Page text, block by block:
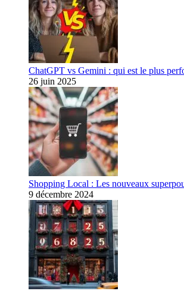
ChatGPT vs Gemini : qui est le plus
26 juin 2025
Shopping Local : Les nouveaux
9 décembre 2024